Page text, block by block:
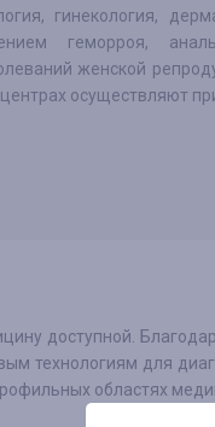
гинекология,
геморроя,
женской
осуществляют
доступной.
технологиям для
областях